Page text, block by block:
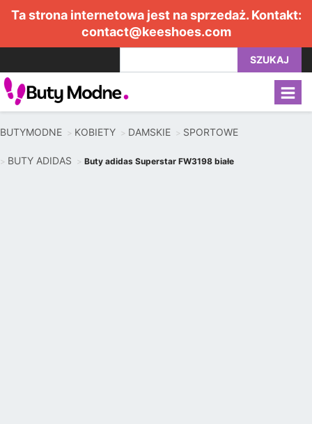
Ta strona internetowa jest na sprzedaż. Kontakt:
contact@keeshoes.com
SZUKAJ
BUTYMODNE KOBIETY DAMSKIE SPORTOWE
BUTY ADIDAS Buty adidas Superstar FW3198 białe